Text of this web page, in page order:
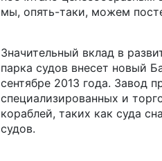
мы, опять-таки, можем
Значительный вклад в
парка судов внесет новый
сентябре 2013 года. Завод
специализированных и
кораблей, таких как суда
судов.